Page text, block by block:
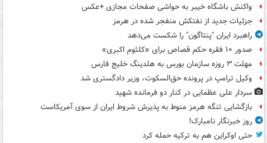
واکنش باشگاه خیبر به حواشی صفحات مجازی +عکس
جزئیات جدید از نفتکش منفجر شده در هرمز
راهبرد ایران "پنتاگون" را شکست می‌دهد
صدور ۱۰ فقره حکم قصاص برای «کلثوم اکبری»
مهلت ۳ روزه سازمان بورس به هلدینگ خلیج فارس
وکیل ترامپ در پرونده حق‌السکوت، وزیر دادگستری شد
سردار علی عظمایی در کنار دو فرمانده شهید
بازگشایی تنگه هرمز منوط به پذیرش شروط ایران از سوی آمریکاست
روز خبرنگار نامبارک!
حتی اوکراین هم به ترکیه حمله کرد